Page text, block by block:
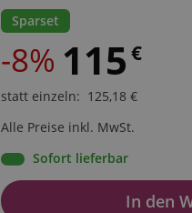
Sparset
-8% 115 €
statt einzeln: 125,18 €
Alle Preise inkl. MwSt.
Sofort lieferbar
In den